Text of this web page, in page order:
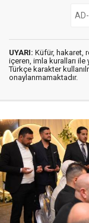
UYARI: Küfür, hakaret,
içeren, imla kuralları ile
Türkçe karakter
onaylanmamaktadır.